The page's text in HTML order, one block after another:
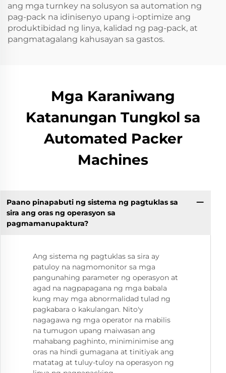
ang mga turnkey na solusyon sa automation ng
pag-pack na idinisenyo upang i-optimize ang
produktibidad ng linya, kalidad ng pag-pack, at
pangmatagalang kahusayan sa gastos.
Mga Karaniwang
Katanungan Tungkol sa
Automated Packer
Machines
Paano pinapabuti ng sistema ng pagtuklas sa
sira ang oras ng operasyon sa
pagmamanupaktura?
Ang sistema ng pagtuklas sa sira ay
patuloy na nagmomonitor sa mga
pangunahing parameter ng operasyon at
agad na nagpapagana ng mga babala
kung may mga abnormalidad tulad ng
pagkabara o kakulangan. Nito'y
nagagawa ng mga operator na mabilis
na tumugon upang maiwasan ang
mahabang paghinto, miniminimise ang
oras na hindi gumagana at tinitiyak ang
matatag at tuluy-tuloy na operasyon ng